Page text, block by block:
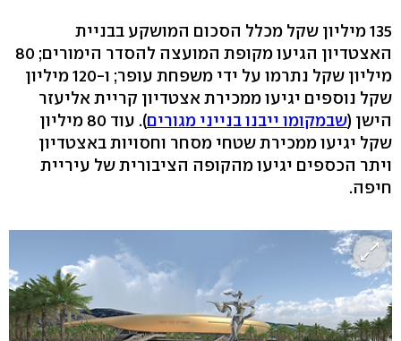
135 מיליון שקל מכלל הסכום המושקע בבניית
האצטדיון הגיעו מקופת המועצה להסדר הימורים; 80
מיליון שקל נתרמו על ידי משפחת עופר; ו-120 מיליון
שקל נוספים יגיעו ממכירת אצטדיון קריית אליעזר
הישן (שבמקומו ייבנו בנייני מגורים
). עוד 80 מיליון
שקל יגיעו ממכירת שטחי מסחר וחסויות באצטדיון
ויתר הכספים יגיעו מהקופה הציבורית של עיריית
חיפה.